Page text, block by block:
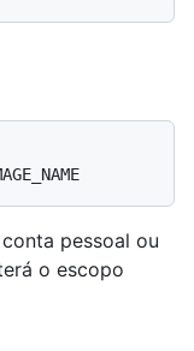
pessoal ou
o escopo